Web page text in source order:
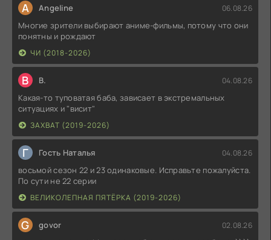
A Angeline 06.08.26
Многие зрители выбирают аниме-фильмы, потому что они
понятны и рождают
ЧИ (2018-2026)
В В. 04.08.26
Какая-то туповатая баба, зависает в экстремальных
ситуациях и "висит"
ЗАХВАТ (2019-2026)
Г Гость Наталья 04.08.26
восьмой сезон 22 и 23 одинаковые. Исправьте пожалуйста.
По сути не 22 серии
ВЕЛИКОЛЕПНАЯ ПЯТЁРКА (2019-2026)
G govor 02.08.26